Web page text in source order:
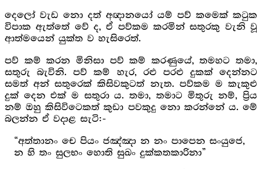
දෙලෝ වැඩ නො දත් අඥානයෝ යම් පව් කමෙක් කටුක
විපාක ඇත්තේ වේ ද, ඒ පව්කම කරමින් සතුරකු වැනි වූ
ආත්මයෙන් යුක්ත ව හැසිරෙත්.
පව් කම් කරන මිනිසා පව් කම් කරණුයේ, තමහට තමා,
සතුරු බැවිනි. පව් කම් හැර, රළු පරළු දුකක් දෙන්නට
සමත් අන් සතුරෙක් කිසිවකුටත් නැත. පව්කම ම කැකුළු
දුක් දෙන එක් ම සතුරා ය. තමා, තමාට මිතුරු නම්, ප්‍රිය
නම් ඔහු කිසිවිටෙකත් කුඩා පවකුදු නො කරන්නේ ය. මේ
බලන්න ඒ වදාළ සැටි:-
“අත්තානං චෙ පියං ජඤ්ඤා න නං පාපෙන සංයුජෙ,
න හි තං සුලභං හොති සුඛං දුක්කතකාරිනා”